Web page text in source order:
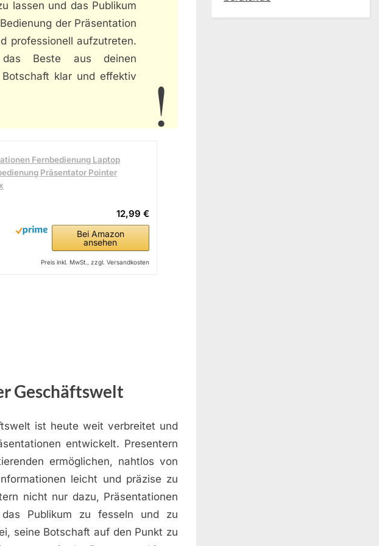
lassen und das Publikum
der Präsentation
professionell aufzutreten.
Beste aus deinen
klar und effektiv
Fernbedienung Laptop
Präsentator Pointer
12,99 €
Bei Amazon
ansehen
Preis inkl. MwSt., zzgl. Versandkosten
Geschäftswelt
ist heute weit verbreitet und
entwickelt. Presentern
ermöglichen, nahtlos von
leicht und präzise zu
nicht nur dazu, Präsentationen
Publikum zu fesseln und zu
seine Botschaft auf den Punkt zu